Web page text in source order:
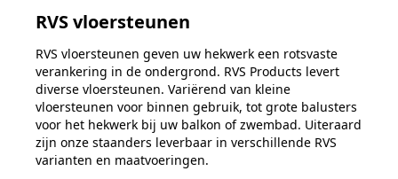
RVS vloersteunen
RVS vloersteunen geven uw hekwerk een rotsvaste
verankering in de ondergrond. RVS Products levert
diverse vloersteunen. Variërend van kleine
vloersteunen voor binnen gebruik, tot grote balusters
voor het hekwerk bij uw balkon of zwembad. Uiteraard
zijn onze staanders leverbaar in verschillende RVS
varianten en maatvoeringen.